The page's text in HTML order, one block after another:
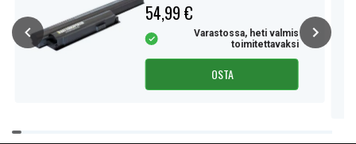
54,99 €
Varastossa, heti valmis
toimitettavaksi
OSTA
Item